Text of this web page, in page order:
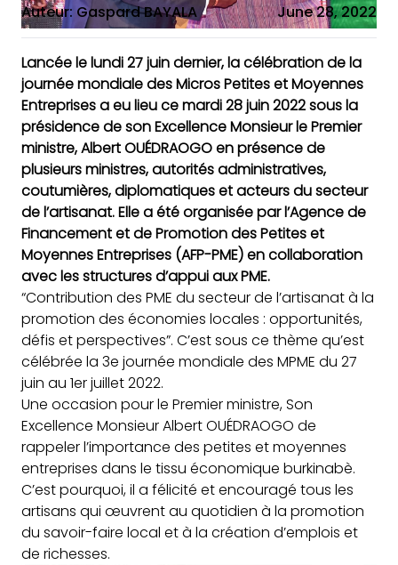
Auteur: Gaspard BAYALA June 28, 2022
Lancée le lundi 27 juin dernier, la célébration de la
journée mondiale des Micros Petites et Moyennes
Entreprises a eu lieu ce mardi 28 juin 2022 sous la
présidence de son Excellence Monsieur le Premier
ministre, Albert OUÉDRAOGO en présence de
plusieurs ministres, autorités administratives,
coutumières, diplomatiques et acteurs du secteur
de l’artisanat. Elle a été organisée par l’Agence de
Financement et de Promotion des Petites et
Moyennes Entreprises (AFP-PME) en collaboration
avec les structures d’appui aux PME.
“Contribution des PME du secteur de l’artisanat à la
promotion des économies locales : opportunités,
défis et perspectives”. C’est sous ce thème qu’est
célébrée la 3e journée mondiale des MPME du 27
juin au 1er juillet 2022.
Une occasion pour le Premier ministre, Son
Excellence Monsieur Albert OUÉDRAOGO de
rappeler l’importance des petites et moyennes
entreprises dans le tissu économique burkinabè.
C’est pourquoi, il a félicité et encouragé tous les
artisans qui œuvrent au quotidien à la promotion
du savoir-faire local et à la création d’emplois et
de richesses.